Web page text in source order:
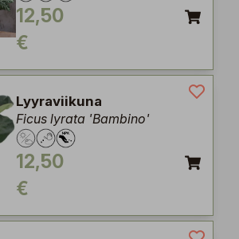
12,50
€
Lyyraviikuna
Ficus lyrata 'Bambino'
12,50
€